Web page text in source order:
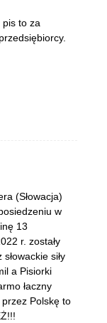
pis to za
(Słowacja)
w
13
r. zostały
siły
a Pisiorki
łaczny
Polskę to